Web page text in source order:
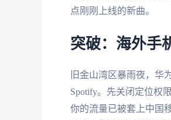
点刚刚上线的新曲。
突破：海外手
旧金山湾区暴雨夜，华
Spotify。先关闭定位权
你的流量已被套上中国